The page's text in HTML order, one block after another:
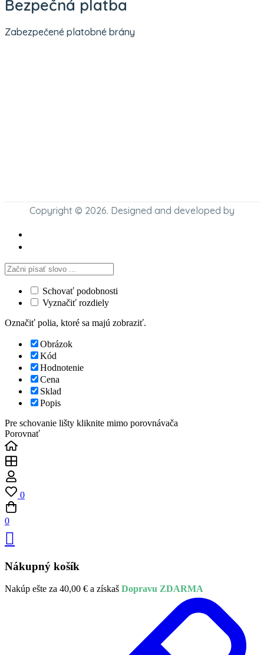
Bezpečná platba
Zabezpečené platobné brány
Copyright © 2026. Designed and developed by
Schovať podobnosti
Vyznačiť rozdiely
Označiť polia, ktoré sa majú zobraziť.
Obrázok
Kód
Hodnotenie
Cena
Sklad
Popis
Pre schovanie lišty kliknite mimo porovnávača
Porovnať
0
0
Nákupný košík
Nakúp ešte za 40,00 € a získaš Dopravu ZDARMA